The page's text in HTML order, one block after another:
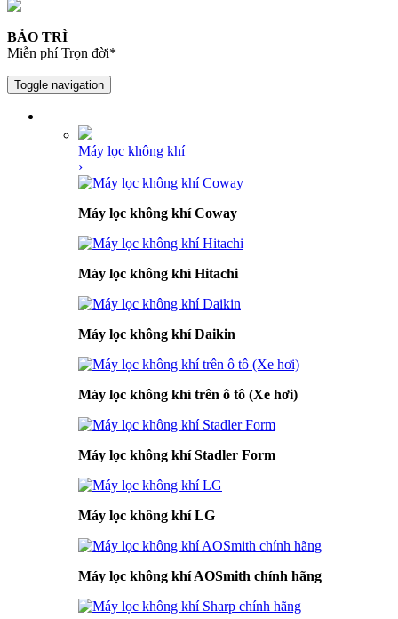
BẢO TRÌ
Miễn phí Trọn đời*
Toggle navigation
Máy lọc không khí
›
Máy lọc không khí Coway
Máy lọc không khí Hitachi
Máy lọc không khí Daikin
Máy lọc không khí trên ô tô (Xe hơi)
Máy lọc không khí Stadler Form
Máy lọc không khí LG
Máy lọc không khí AOSmith chính hãng